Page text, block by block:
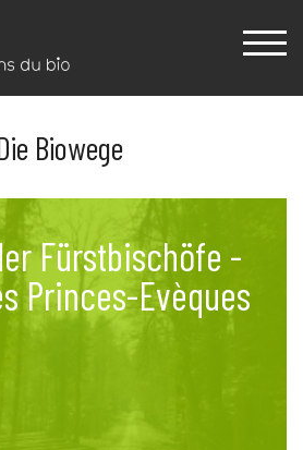
Biowege
Fürstbischöfe -
Princes-Evèques